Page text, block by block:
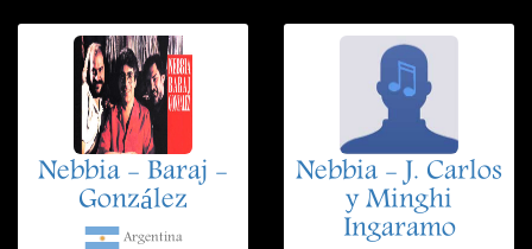
Nebbia - Baraj -
González
Argentina
Nebbia - J. Carlos
y Minghi
Ingaramo